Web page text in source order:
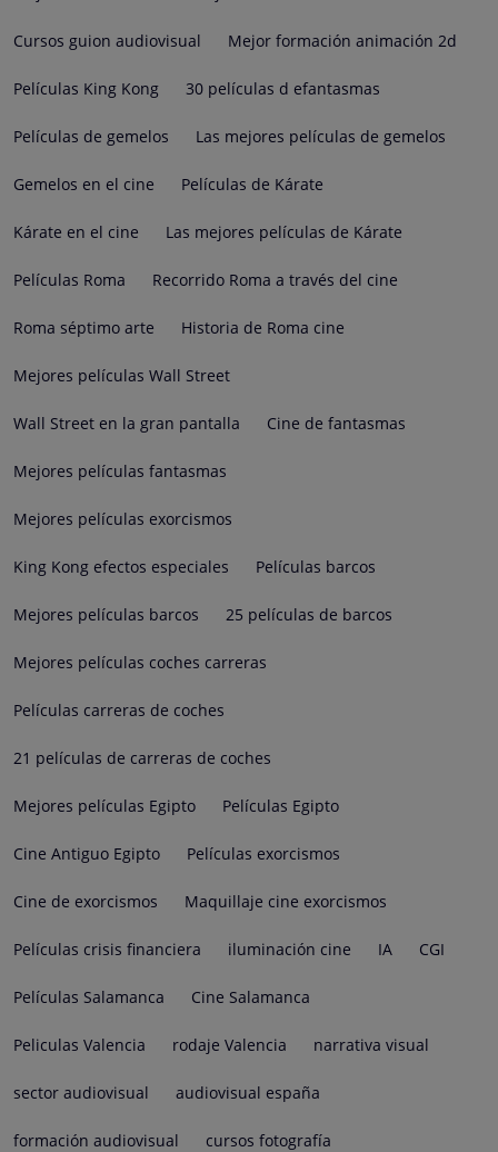
Cursos guion audiovisual Mejor formación animación 2d
Películas King Kong 30 películas d efantasmas
Películas de gemelos Las mejores películas de gemelos
Gemelos en el cine Películas de Kárate
Kárate en el cine Las mejores películas de Kárate
Películas Roma Recorrido Roma a través del cine
Roma séptimo arte Historia de Roma cine
Mejores películas Wall Street
Wall Street en la gran pantalla Cine de fantasmas
Mejores películas fantasmas
Mejores películas exorcismos
King Kong efectos especiales Películas barcos
Mejores películas barcos 25 películas de barcos
Mejores películas coches carreras
Películas carreras de coches
21 películas de carreras de coches
Mejores películas Egipto Películas Egipto
Cine Antiguo Egipto Películas exorcismos
Cine de exorcismos Maquillaje cine exorcismos
Películas crisis financiera iluminación cine IA CGI
Películas Salamanca Cine Salamanca
Peliculas Valencia rodaje Valencia narrativa visual
sector audiovisual audiovisual españa
formación audiovisual cursos fotografía